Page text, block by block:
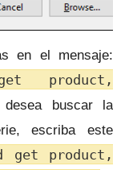
en el mensaje:
product,
desea buscar la
escriba este
get product,